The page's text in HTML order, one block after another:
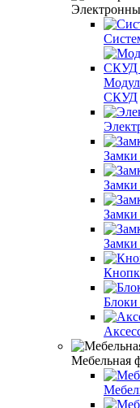
СКУД
Замки
Замки
Замки
Замки
Блоки
Мебельная